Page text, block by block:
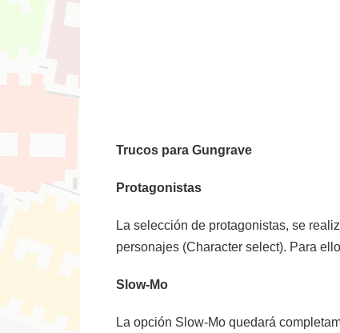
Trucos para Gungrave
Protagonistas
La selección de protagonistas, se
personajes (Character select). Para
Slow-Mo
La opción Slow-Mo quedará